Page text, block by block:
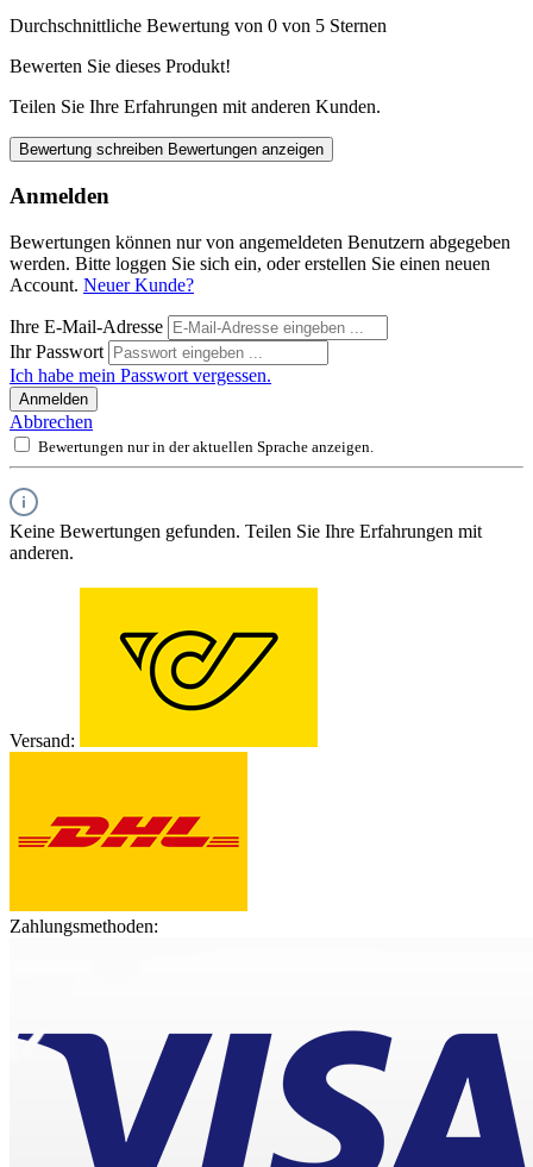
Durchschnittliche Bewertung von 0 von 5 Sternen
Bewerten Sie dieses Produkt!
Teilen Sie Ihre Erfahrungen mit anderen Kunden.
Bewertung schreiben Bewertungen anzeigen
Anmelden
Bewertungen können nur von angemeldeten Benutzern abgegeben
werden. Bitte loggen Sie sich ein, oder erstellen Sie einen neuen
Account. Neuer Kunde?
Ihre E-Mail-Adresse
Ihr Passwort
Ich habe mein Passwort vergessen.
Anmelden
Abbrechen
Bewertungen nur in der aktuellen Sprache anzeigen.
Keine Bewertungen gefunden. Teilen Sie Ihre Erfahrungen mit
anderen.
Versand:
Zahlungsmethoden: